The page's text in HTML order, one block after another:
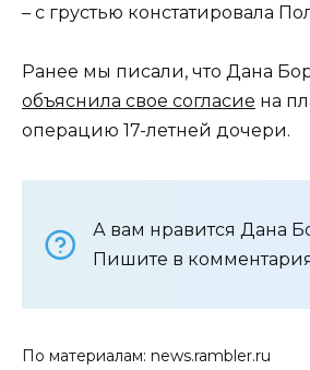
– с грустью констатировала
Ранее мы писали, что Дана
объяснила свое согласие на
операцию 17-летней дочери.
А вам нравится Дана
Пишите в
По материалам: news.rambler.ru